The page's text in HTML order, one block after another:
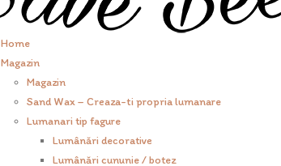
Home
Magazin
Magazin
Sand Wax – Creaza-ti propria lumanare
Lumanari tip fagure
Lumânări decorative
Lumânări cununie / botez